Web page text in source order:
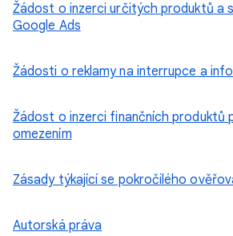
Žádost o inzerci určitých produktů a
Google Ads
Žádosti o reklamy na interrupce a
Žádost o inzerci finančních produktů
omezením
Zásady týkající se pokročilého
Autorská práva